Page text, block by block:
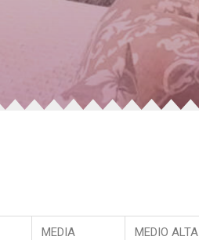
MEDIA MEDIO ALTA